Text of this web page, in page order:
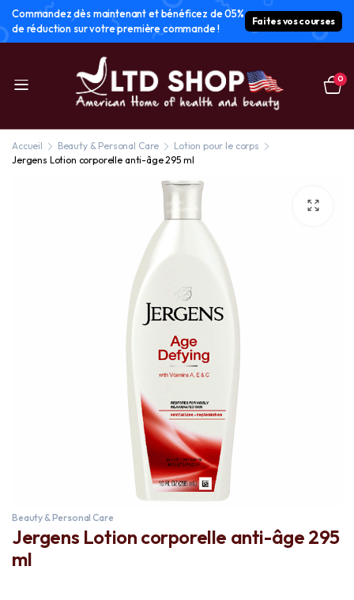
Commandez dès maintenant et bénéficez de 05%
de réduction sur votre première commande !
Faites vos courses
0
Accueil Beauty & Personal Care
Lotion pour le corps
Jergens Lotion corporelle anti-âge 295 ml
Beauty & Personal Care
Jergens Lotion corporelle anti-âge 295
ml